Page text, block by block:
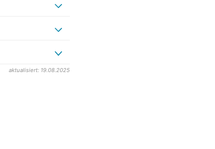
aktualisiert: 19.08.2025